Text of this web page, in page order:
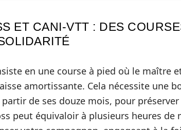
ET CANI-VTT : DES
en une course à pied où le maître
amortissante. Cela nécessite une
de ses douze mois, pour
peut équivaloir à plusieurs heures de